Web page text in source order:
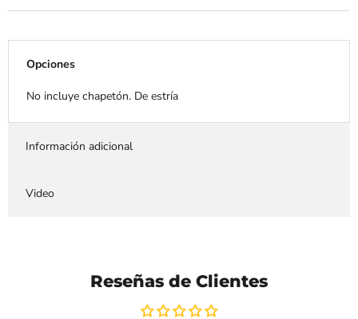
Opciones
No incluye chapetón. De estría
Información adicional
Video
Reseñas de Clientes